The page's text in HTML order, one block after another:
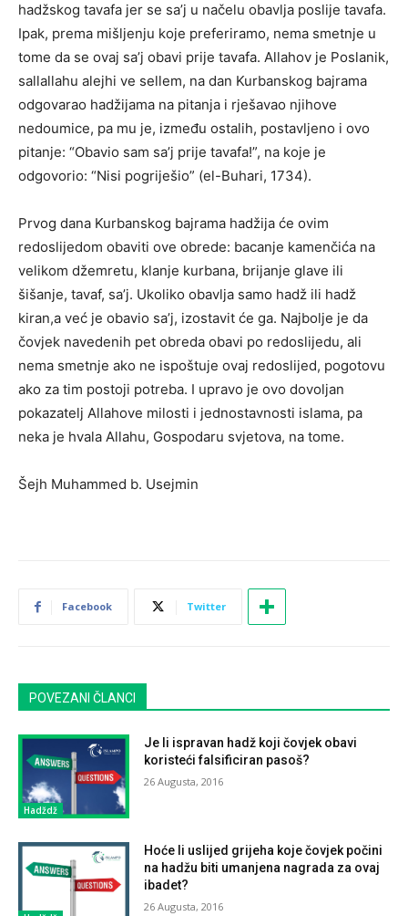
hadžskog tavafa jer se sa’j u načelu obavlja poslije tavafa.
Ipak, prema mišljenju koje preferiramo, nema smetnje u
tome da se ovaj sa’j obavi prije tavafa. Allahov je Poslanik,
sallallahu alejhi ve sellem, na dan Kurbanskog bajrama
odgovarao hadžijama na pitanja i rješavao njihove
nedoumice, pa mu je, između ostalih, postavljeno i ovo
pitanje: “Obavio sam sa’j prije tavafa!”, na koje je
odgovorio: “Nisi pogriješio” (el-Buhari, 1734).
Prvog dana Kurbanskog bajrama hadžija će ovim
redoslijedom obaviti ove obrede: bacanje kamenčića na
velikom džemretu, klanje kurbana, brijanje glave ili
šišanje, tavaf, sa’j. Ukoliko obavlja samo hadž ili hadž
kiran,a već je obavio sa’j, izostavit će ga. Najbolje je da
čovjek navedenih pet obreda obavi po redoslijedu, ali
nema smetnje ako ne ispoštuje ovaj redoslijed, pogotovu
ako za tim postoji potreba. I upravo je ovo dovoljan
pokazatelj Allahove milosti i jednostavnosti islama, pa
neka je hvala Allahu, Gospodaru svjetova, na tome.
Šejh Muhammed b. Usejmin
Facebook Twitter
POVEZANI ČLANCI
Hadždž
Je li ispravan hadž koji čovjek obavi
koristeći falsificiran pasoš?
26 Augusta, 2016
Hoće li uslijed grijeha koje čovjek počini
na hadžu biti umanjena nagrada za ovaj
ibadet?
26 Augusta, 2016